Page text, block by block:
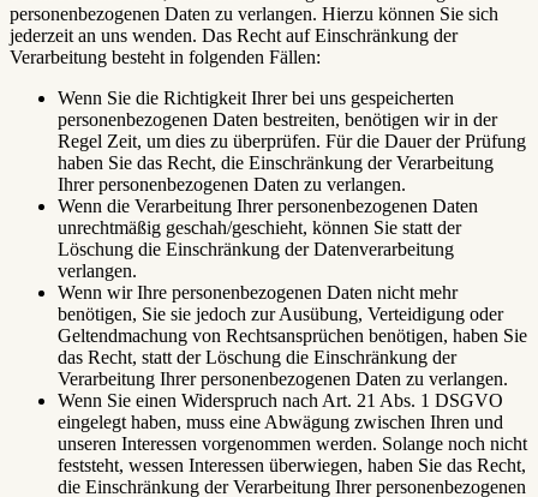
personenbezogenen Daten zu verlangen. Hierzu können Sie sich
jederzeit an uns wenden. Das Recht auf Einschränkung der
Verarbeitung besteht in folgenden Fällen:
Wenn Sie die Richtigkeit Ihrer bei uns gespeicherten
personenbezogenen Daten bestreiten, benötigen wir in der
Regel Zeit, um dies zu überprüfen. Für die Dauer der Prüfung
haben Sie das Recht, die Einschränkung der Verarbeitung
Ihrer personenbezogenen Daten zu verlangen.
Wenn die Verarbeitung Ihrer personenbezogenen Daten
unrechtmäßig geschah/geschieht, können Sie statt der
Löschung die Einschränkung der Datenverarbeitung
verlangen.
Wenn wir Ihre personenbezogenen Daten nicht mehr
benötigen, Sie sie jedoch zur Ausübung, Verteidigung oder
Geltendmachung von Rechtsansprüchen benötigen, haben Sie
das Recht, statt der Löschung die Einschränkung der
Verarbeitung Ihrer personenbezogenen Daten zu verlangen.
Wenn Sie einen Widerspruch nach Art. 21 Abs. 1 DSGVO
eingelegt haben, muss eine Abwägung zwischen Ihren und
unseren Interessen vorgenommen werden. Solange noch nicht
feststeht, wessen Interessen überwiegen, haben Sie das Recht,
die Einschränkung der Verarbeitung Ihrer personenbezogenen